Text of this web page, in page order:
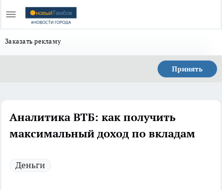
Заказать рекламу
Принять
Аналитика ВТБ: как получить
максимальный доход по вкладам
Деньги